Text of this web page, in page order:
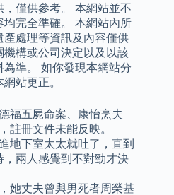
僅供參考。 本網站並不
完全準確。 本網站內所
處理等資訊及內容僅供
構或公司決定以及以該
準。 如你發現本網站分
站更正。
福五屍命案、康怡烹夫
註冊文件未能反映。
地下室太太就吐了，直到
，兩人感覺到不對勁才決
她丈夫曾與男死者周榮基